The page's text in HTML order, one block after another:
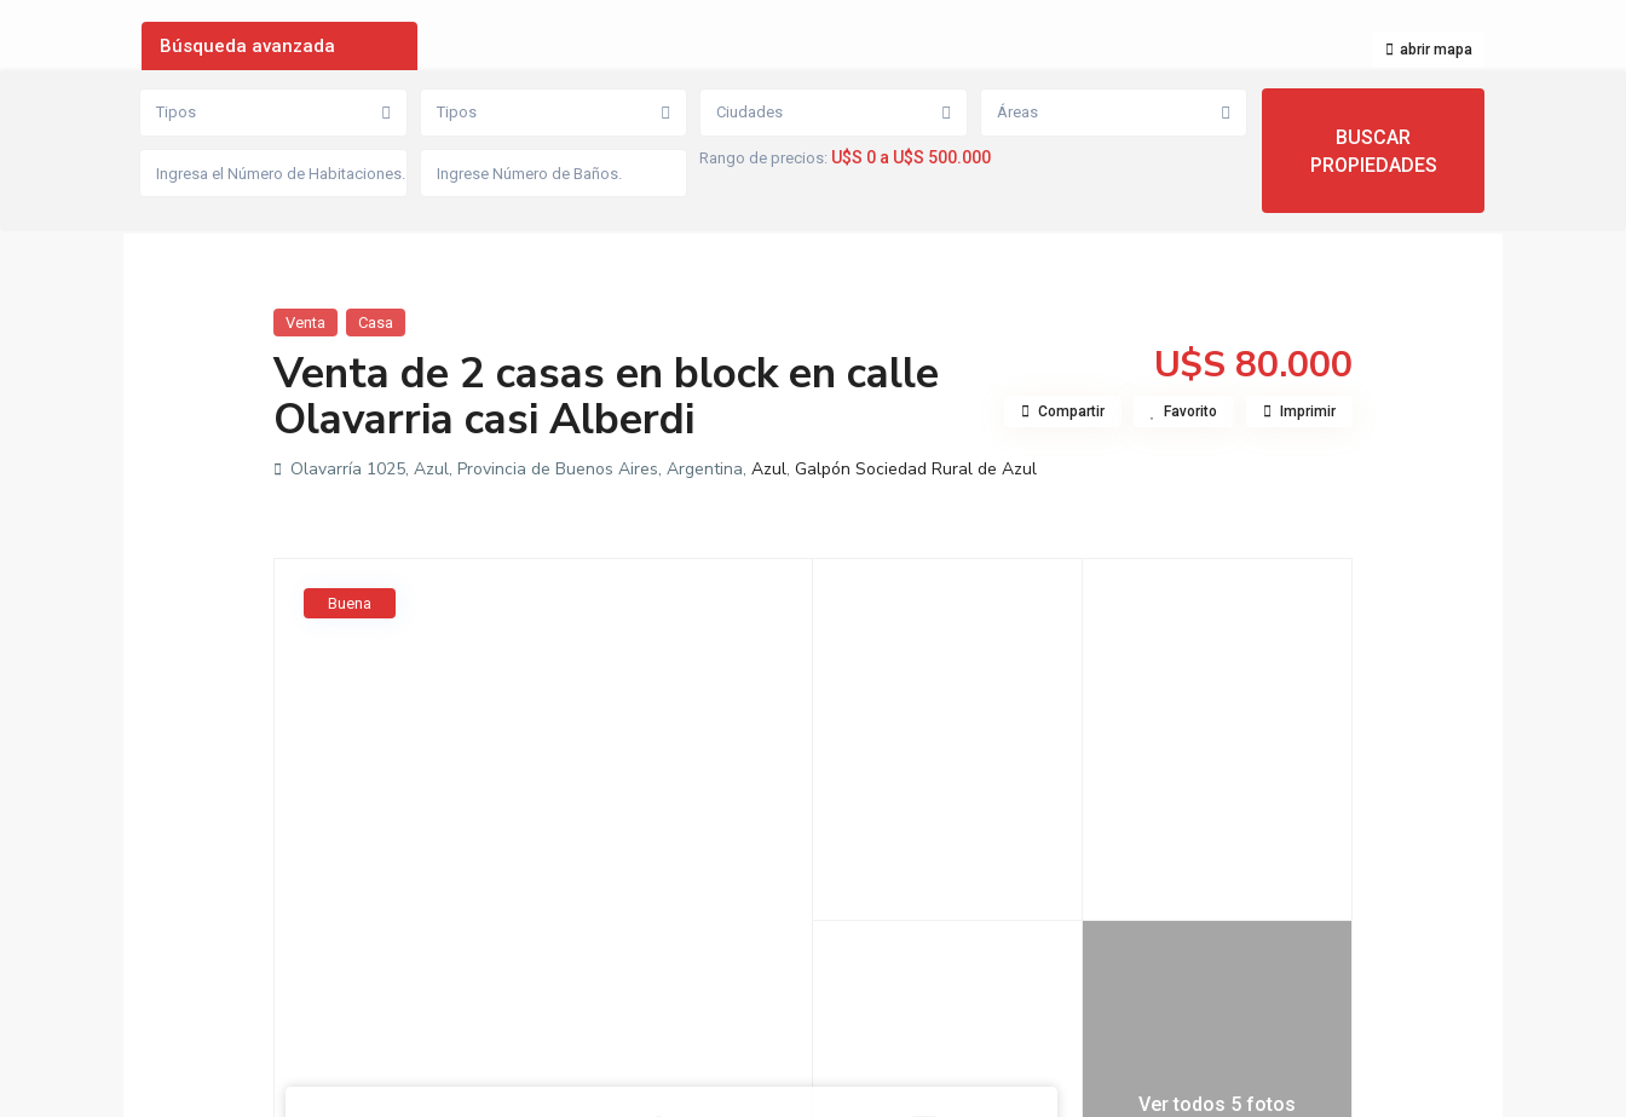
abrir mapa
Búsqueda avanzada
Tipos Tipos Ciudades Áreas
Rango de precios: U$S 0 a U$S 500.000
Venta Casa
Venta de 2 casas en block en calle
Olavarria casi Alberdi
U$S 80.000
Olavarría 1025, Azul, Provincia de Buenos Aires, Argentina, Azul, Galpón Sociedad Rural de Azul
Compartir Favorito Imprimir
Buena
Ver todos 5 fotos